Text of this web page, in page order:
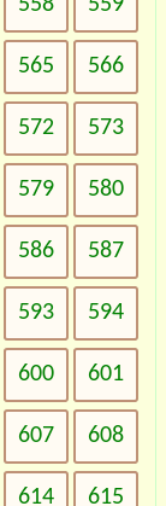
565 566
572 573
579 580
586 587
593 594
600 601
607 608
614 615